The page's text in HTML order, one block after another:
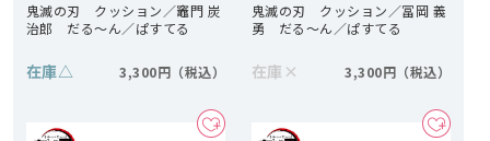
鬼滅の刃 クッション／竈門 炭
治郎 だる～ん／ぱすてる
在庫△ 3,300円
鬼滅の刃 クッション／冨岡 義
勇 だる～ん／ぱすてる
在庫 × 3,300円